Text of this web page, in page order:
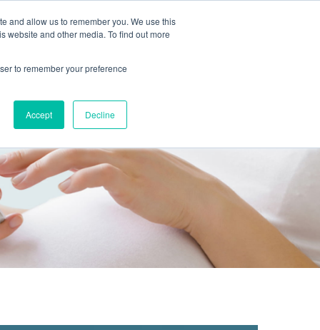
and allow us to remember you. We use this
website and other media. To find out more
to remember your preference
Accept Decline
清水灣診所
香港新界壁屋清水灣道碧翠路牛奶公司
購物中心1樓 6,7A,7B,8室
中環專科門診
香港中環德己立街1號
世紀廣場20樓
清水灣診所
香港新界壁屋清水灣道碧翠路牛奶公司
購物中心1樓 6,7A,7B,8室
的合作診所
納利助產士診所
環德己立街1號世紀廣場地庫一
淺水灣診所
淺水灣海灘道28號
The Pulse 2樓212號舖
所
海灘道28號
2樓212號舖
保健及醫美服務
香港中環德己立街1號世紀廣場6樓603
室
動 商店 2155 9055